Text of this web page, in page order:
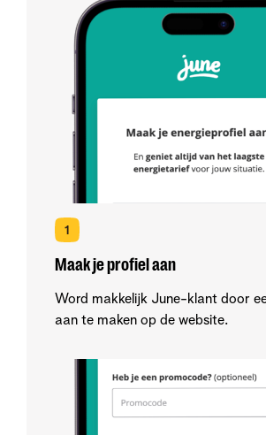
Maak je profiel aan
Word makkelijk June-klant door
aan te maken op de website.